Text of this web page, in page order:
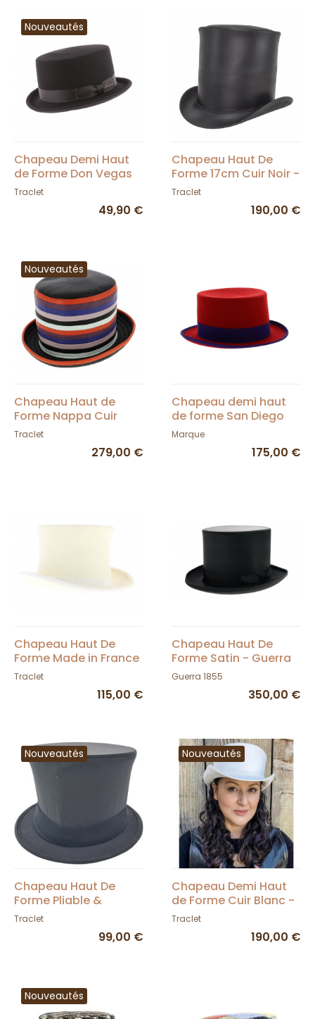
Nouveautés
Chapeau Demi Haut
de Forme Don Vegas
Noir - Herman
Traclet
49,90 €
Chapeau Haut De
Forme 17cm Cuir Noir -
American Hat makers
Traclet
190,00 €
Nouveautés
Chapeau Haut de
Forme Nappa Cuir
Multicolore - Traclet
Traclet
279,00 €
Chapeau demi haut
de forme San Diego
Marque
175,00 €
Chapeau Haut De
Forme Made in France
Feutre Laine Ecru
Traclet
115,00 €
Chapeau Haut De
Forme Satin - Guerra
1855
Guerra 1855
350,00 €
Nouveautés
Chapeau Haut De
Forme Pliable &
Claque Noir
Traclet
99,00 €
Nouveautés
Chapeau Demi Haut
de Forme Cuir Blanc -
American Hat
Traclet
190,00 €
Nouveautés